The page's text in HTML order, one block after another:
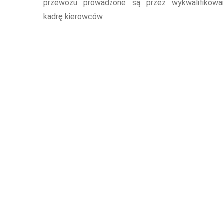
przewozu prowadzone są przez
kadrę kierowców